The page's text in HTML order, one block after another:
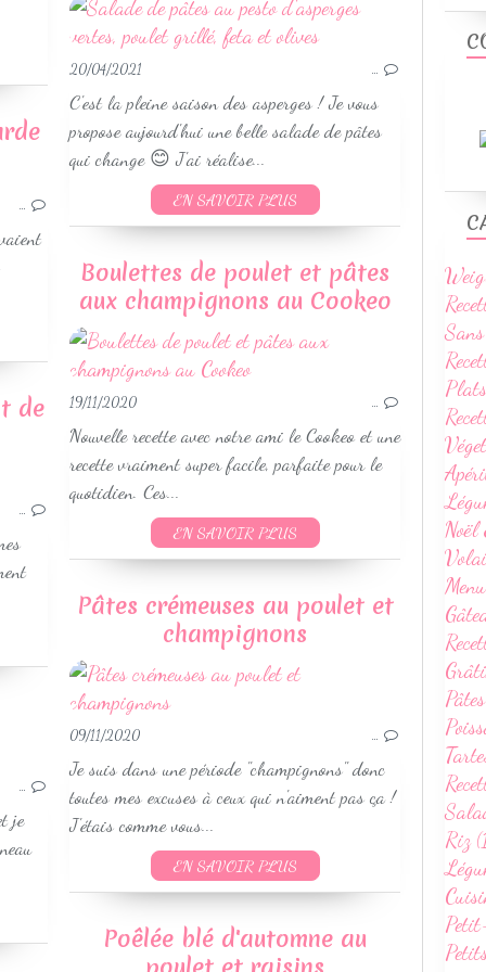
20/04/2021 …
C'est la pleine saison des asperges ! Je vous
propose aujourd'hui une belle salade de pâtes
qui change 😊 J'ai réalise...
EN SAVOIR PLUS
PLATS MIJOTÉS
VOLAILLES
WEIGHTWATCHERS
RECETTES AUTOMNE
RECETTES HIVER
…
Boulettes de poulet et pâtes
aux champignons au Cookeo
19/11/2020 …
Nouvelle recette avec notre ami le Cookeo et une
recette vraiment super facile, parfaite pour le
quotidien. Ces...
EN SAVOIR PLUS
de
VOLAILLES
SANS GLUTEN
WEIGHTWATCHERS
RECETTES AU COOKEO
RECETTES ÉTÉ
RECETTES AUTOMNE
…
Pâtes crémeuses au poulet et
champignons
09/11/2020 …
Je suis dans une période "champignons" donc
toutes mes excuses à ceux qui n'aiment pas ça !
J'étais comme vous...
EN SAVOIR PLUS
VOLAILLES
SANS GLUTEN
WEIGHTWATCHERS
SAVEURS INDIENNES
…
je
Poêlée blé d'automne au
Noël
Riz